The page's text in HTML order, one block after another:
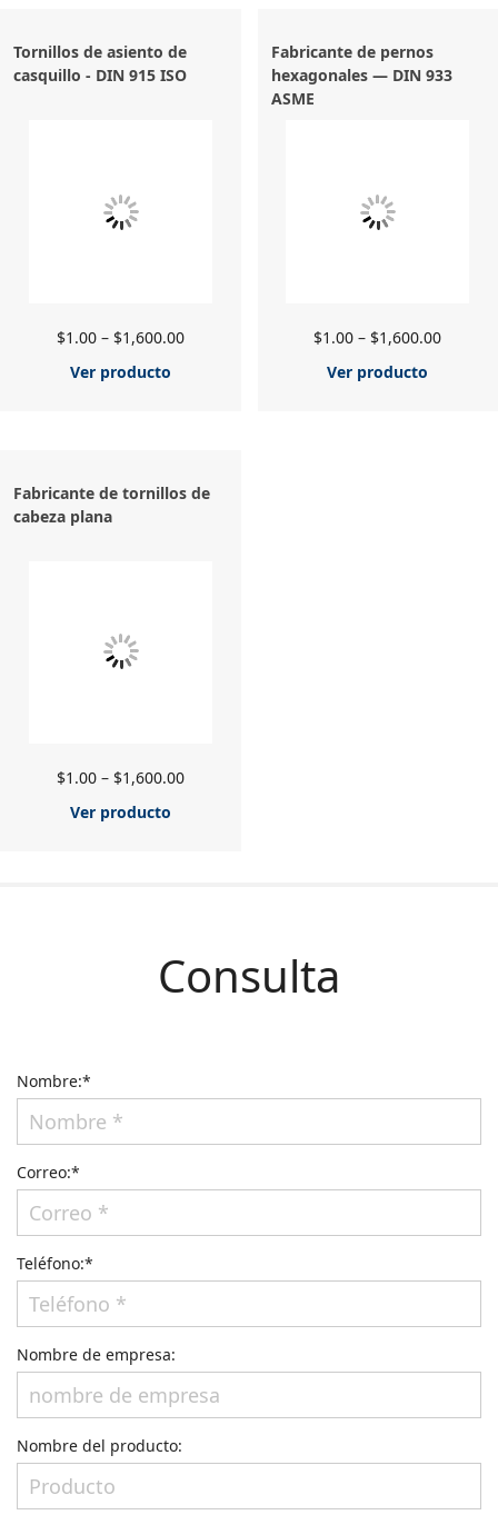
Tornillos de asiento de
casquillo - DIN 915 ISO
$1.00– $1,600.00
Ver producto
Fabricante de pernos
hexagonales — DIN 933
ASME
$1.00 – $1,600.00
Ver producto
Fabricante de tornillos de
cabeza plana
$1.00– $1,600.00
Ver producto
Consulta
Nombre:*
Correo:*
Teléfono:*
Nombre de empresa:
Nombre del producto: